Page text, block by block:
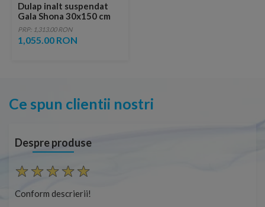
Dulap inalt suspendat
Gala Shona 30x150 cm
gri mat 2 usi
PRP: 1,313.00 RON
1,055.00 RON
Ce spun clientii nostri
Despre produse
Conform descrierii!